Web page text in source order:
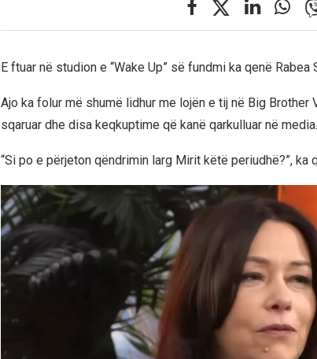
E ftuar në studion e “Wake Up” së fundmi ka qenë
Ajo ka folur më shumë lidhur me lojën e tij në Big Brother
sqaruar dhe disa keqkuptime që kanë qarkulluar në media.
“Si po e përjeton qëndrimin larg Mirit këtë periudhë?”, ka